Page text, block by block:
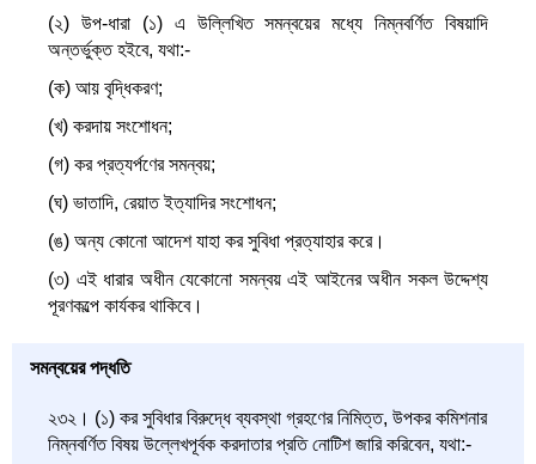
(২) উপ-ধারা (১) এ উল্লিখিত সমন্বয়ের মধ্যে নিম্নবর্ণিত বিষয়াদি
অন্তর্ভুক্ত হইবে, যথা:-
(ক) আয় বৃদ্ধিকরণ;
(খ) করদায় সংশোধন;
(গ) কর প্রত্যর্পণের সমন্বয়;
(ঘ) ভাতাদি, রেয়াত ইত্যাদির সংশোধন;
(ঙ) অন্য কোনো আদেশ যাহা কর সুবিধা প্রত্যাহার করে।
(৩) এই ধারার অধীন যেকোনো সমন্বয় এই আইনের অধীন সকল উদ্দেশ্য
পূরণকল্পে কার্যকর থাকিবে।
সমন্বয়ের পদ্ধতি
২৩২। (১) কর সুবিধার বিরুদ্ধে ব্যবস্থা গ্রহণের নিমিত্ত, উপকর কমিশনার
নিম্নবর্ণিত বিষয় উল্লেখপূর্বক করদাতার প্রতি নোটিশ জারি করিবেন, যথা:-